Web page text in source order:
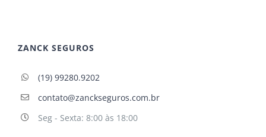
ZANCK SEGUROS
(19) 99280.9202
contato@zanckseguros.com.br
Seg - Sexta: 8:00 às 18:00